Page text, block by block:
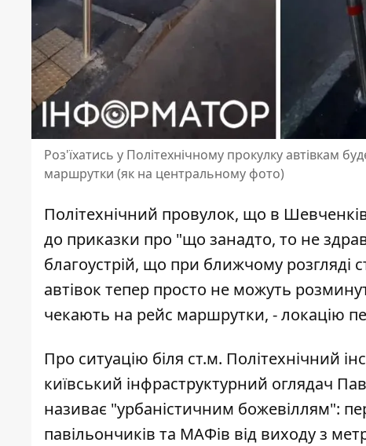
Роз'їхатись у Політехнічному прокулку автівкам
маршрутки (як на центральному фото)
Політехнічний провулок, що в
до приказки про "що занадто, то не
благоустрій, що при ближчому розгляді
автівок тепер просто не можуть
чекають на рейс маршрутки, - локацію
Про ситуацію біля ст.м. Політехнічний
київський інфраструктурний оглядач
називає "урбаністичним божевіллям":
павільончиків та МАФів від виходу з